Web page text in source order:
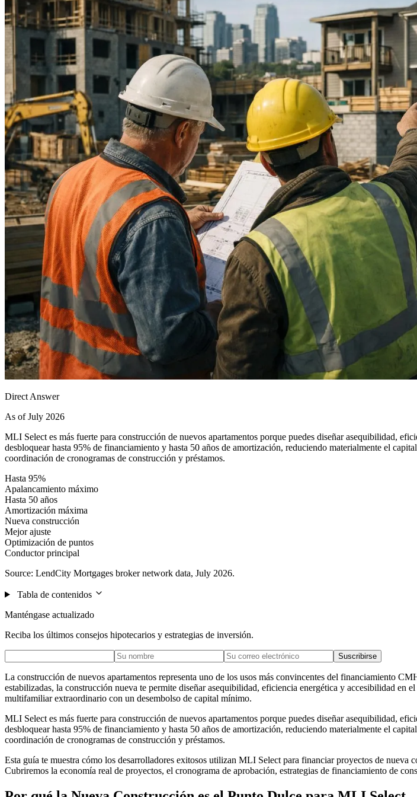
Direct Answer
As of July 2026
MLI Select es más fuerte para construcción de nuevos apartamentos porque puedes diseñar asequibilidad,
desbloquear hasta 95% de financiamiento y hasta 50 años de amortización, reduciendo materialmente el
coordinación de cronogramas de construcción y préstamos.
Hasta 95%
Apalancamiento máximo
Hasta 50 años
Amortización máxima
Nueva construcción
Mejor ajuste
Optimización de puntos
Conductor principal
Source: LendCity Mortgages broker network data, July 2026.
Tabla de contenidos
Manténgase actualizado
Reciba los últimos consejos hipotecarios y estrategias de inversión.
Suscribirse
La construcción de nuevos apartamentos representa uno de los usos más convincentes del financiamiento
estabilizadas, la construcción nueva te permite diseñar asequibilidad, eficiencia energética y accesibilidad
multifamiliar extraordinario con un desembolso de capital mínimo.
MLI Select es más fuerte para construcción de nuevos apartamentos porque puedes diseñar asequibilidad,
desbloquear hasta 95% de financiamiento y hasta 50 años de amortización, reduciendo materialmente el
coordinación de cronogramas de construcción y préstamos.
Esta guía te muestra cómo los desarrolladores exitosos utilizan MLI Select para financiar proyectos de
Cubriremos la economía real de proyectos, el cronograma de aprobación, estrategias de financiamiento de